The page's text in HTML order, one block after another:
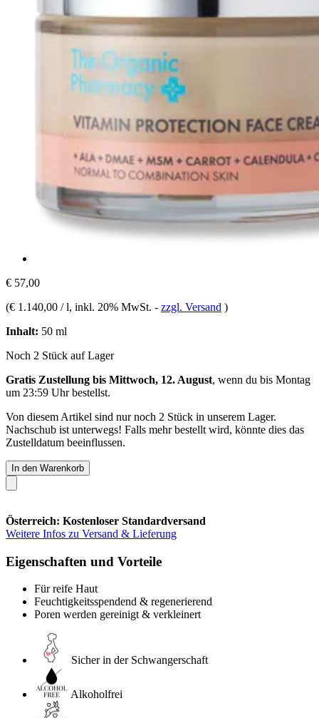
€ 57,00
(€ 1.140,00 / l, inkl. 20% MwSt. - zzgl. Versand )
Inhalt: 50 ml
Noch 2 Stück auf Lager
Gratis Zustellung bis Mittwoch, 12. August, wenn du bis Montag
um 23:59 Uhrbestellst.
Von diesem Artikel sind nur noch 2 Stück in unserem Lager.
Nachschub ist unterwegs! Falls mehr bestellt wird, könnte dies das
Zustelldatum beeinflussen.
In den Warenkorb
Österreich: Kostenloser Standardversand
Weitere Infos zu Versand & Lieferung
Eigenschaften und Vorteile
Für reife Haut
Feuchtigkeitsspendend & regenerierend
Poren werden gereinigt & verkleinert
Sicher in der Schwangerschaft
Alkoholfrei